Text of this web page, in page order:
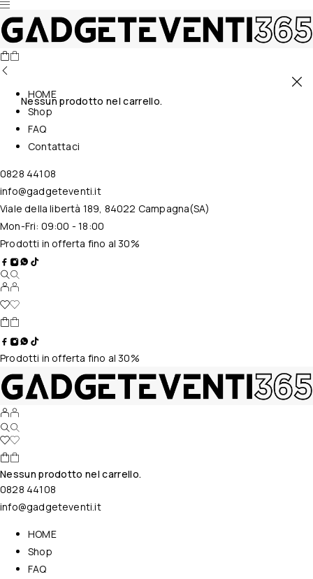
Nessun prodotto nel carrello.
HOME
Shop
FAQ
Contattaci
0828 44108
info@gadgeteventi.it
Viale della libertà 189, 84022 Campagna(SA)
Mon-Fri: 09:00 - 18:00
Prodotti in offerta fino al 30%
Prodotti in offerta fino al 30%
Nessun prodotto nel carrello.
0828 44108
info@gadgeteventi.it
HOME
Shop
FAQ